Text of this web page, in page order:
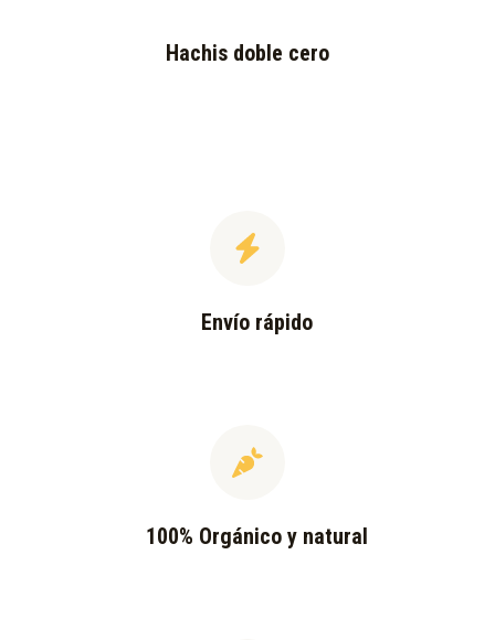
Hachis doble cero
Envío rápido
100% Orgánico y natural